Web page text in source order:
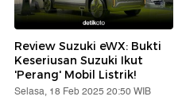
Review Suzuki eWX: Bukti
Keseriusan Suzuki Ikut
'Perang' Mobil Listrik!
Selasa, 18 Feb 2025 20:50 WIB